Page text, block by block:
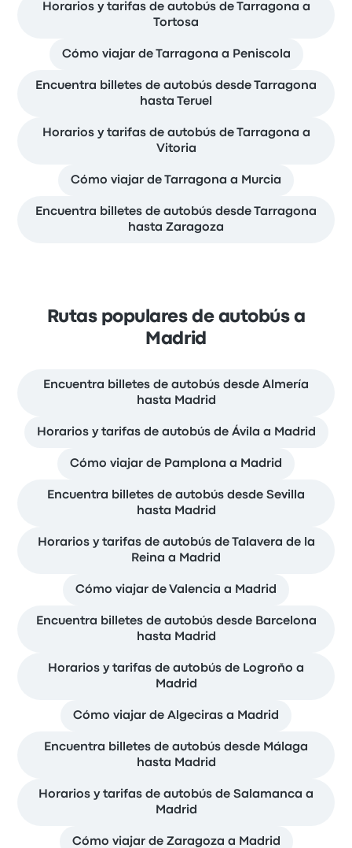
Horarios y tarifas de autobús de Tarragona a
Tortosa
Cómo viajar de Tarragona a Peniscola
Encuentra billetes de autobús desde Tarragona
hasta Teruel
Horarios y tarifas de autobús de Tarragona a
Vitoria
Cómo viajar de Tarragona a Murcia
Encuentra billetes de autobús desde Tarragona
hasta Zaragoza
Rutas populares de autobús a
Madrid
Encuentra billetes de autobús desde Almería
hasta Madrid
Horarios y tarifas de autobús de Ávila a Madrid
Cómo viajar de Pamplona a Madrid
Encuentra billetes de autobús desde Sevilla
hasta Madrid
Horarios y tarifas de autobús de Talavera de la
Reina a Madrid
Cómo viajar de Valencia a Madrid
Encuentra billetes de autobús desde Barcelona
hasta Madrid
Horarios y tarifas de autobús de Logroño a
Madrid
Cómo viajar de Algeciras a Madrid
Encuentra billetes de autobús desde Málaga
hasta Madrid
Horarios y tarifas de autobús de Salamanca a
Madrid
Cómo viajar de Zaragoza a Madrid